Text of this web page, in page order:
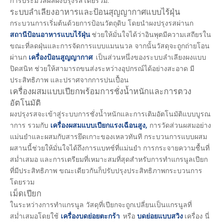
ระบบลำเลียงอาหารและป้อนสุญญากาศแบบไร้ฝุ่น
กระบวนการเริ่มต้นด้วยการป้อนวัตถุดิบ โดยนำผงปรุงรสผ่านก
สถานีป้อนอาหารแบบไร้ฝุ่น ช่วยให้มั่นใจได้ว่าอินพุตมีความเสถียรใน
ขณะที่ลดฝุ่นและการจัดการแบบแมนนวล จากนั้นวัสดุจะถูกถ่ายโอน
ผ่านก เครื่องป้อนสูญญากาศ เป็นส่วนหนึ่งของระบบลำเลียงผงแบบ
ปิดสนิท ช่วยให้สามารถขนส่งระหว่างอุปกรณ์ได้อย่างสะอาด มี
ประสิทธิภาพ และปราศจากการปนเปื้อน
เครื่องผสมแบบเปียกพร้อมการชั่งน้ำหนักและการตวง
อัตโนมัติ
ผงปรุงรสจะเข้าสู่ระบบการชั่งน้ำหนักและการเติมอัตโนมัติแบบบูรณ
าการ รวมกับ เครื่องผสมแบบเปียกแรงเฉือนสูง, การวัดส่วนผสมอย่าง
แม่นยำและผสมกับสารยึดเกาะของเหลวทันที กระบวนการแบบผสม
ผสานนี้ช่วยให้มั่นใจได้ถึงการแบทช์ที่แม่นยำ การกระจายความชื้นที่
สม่ำเสมอ และการเตรียมที่เหมาะสมที่สุดสำหรับการทำแกรนูลเปียก
ที่มีประสิทธิภาพ ขณะเดียวกันก็ปรับปรุงประสิทธิภาพกระบวนการ
โดยรวม
เม็ดเปียก
ในระหว่างการทำแกรนูล วัสดุที่เปียกจะถูกเปลี่ยนเป็นแกรนูลที่
สม่ำเสมอโดยใช้ เครื่องบดย่อยตะกร้า หรือ บดย่อยแบบสวิง เครื่อง นี่